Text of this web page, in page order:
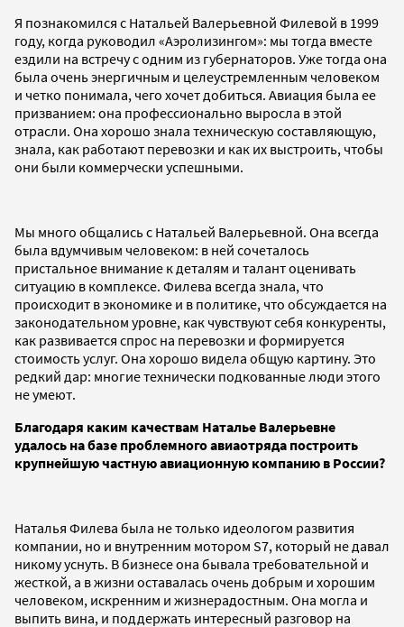
Я познакомился с Натальей Валерьевной Филевой в 1999
году, когда руководил «Аэролизингом»: мы тогда вместе
ездили на встречу с одним из губернаторов. Уже тогда она
была очень энергичным и целеустремленным человеком
и четко понимала, чего хочет добиться. Авиация была ее
призванием: она профессионально выросла в этой
отрасли. Она хорошо знала техническую составляющую,
знала, как работают перевозки и как их выстроить, чтобы
они были коммерчески успешными.
Мы много общались с Натальей Валерьевной. Она всегда
была вдумчивым человеком: в ней сочеталось
пристальное внимание к деталям и талант оценивать
ситуацию в комплексе. Филева всегда знала, что
происходит в экономике и в политике, что обсуждается на
законодательном уровне, как чувствуют себя конкуренты,
как развивается спрос на перевозки и формируется
стоимость услуг. Она хорошо видела общую картину. Это
редкий дар: многие технически подкованные люди этого
не умеют.
Благодаря каким качествам Наталье Валерьевне
удалось на базе проблемного авиаотряда построить
крупнейшую частную авиационную компанию в России?
Наталья Филева была не только идеологом развития
компании, но и внутренним мотором S7, который не давал
никому уснуть. В бизнесе она бывала требовательной и
жесткой, а в жизни оставалась очень добрым и хорошим
человеком, искренним и жизнерадостным. Она могла и
выпить вина, и поддержать интересный разговор на